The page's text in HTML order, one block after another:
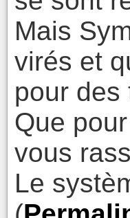
Mais
virés et
pour des
Que
vous
Le